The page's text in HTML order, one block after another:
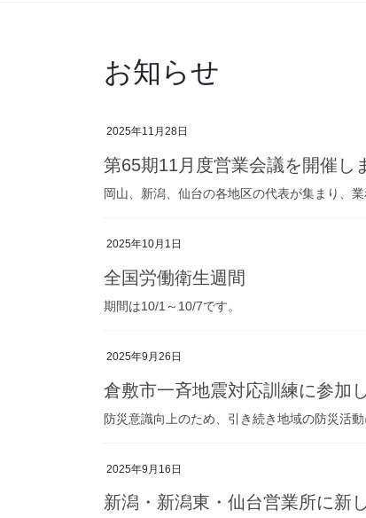
お知らせ
2025年11月28日
第65期11月度営業会議を開催し
岡山、新潟、仙台の各地区の代表が集まり、
2025年10月1日
全国労働衛生週間
期間は10/1～10/7です。
2025年9月26日
倉敷市一斉地震対応訓練に参加
防災意識向上のため、引き続き地域の防災活動
2025年9月16日
新潟・新潟東・仙台営業所に新